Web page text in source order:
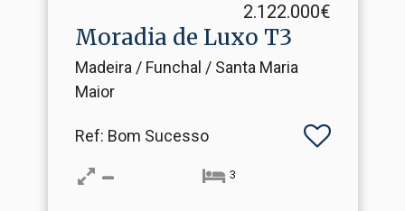
2.122.000€
Moradia de Luxo T3
Madeira / Funchal / Santa Maria
Maior
Ref: Bom Sucesso
3